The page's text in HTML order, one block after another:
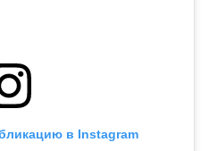
в Instagram